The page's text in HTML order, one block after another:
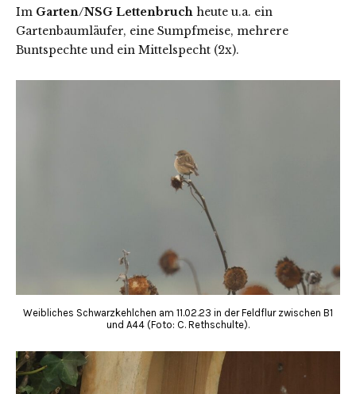
Im Garten/NSG Lettenbruch heute u.a. ein
Gartenbaumläufer, eine Sumpfmeise, mehrere
Buntspechte und ein Mittelspecht (2x).
Weibliches Schwarzkehlchen am 11.02.23 in der Feldflur zwischen B1
und A44 (Foto: C. Rethschulte).